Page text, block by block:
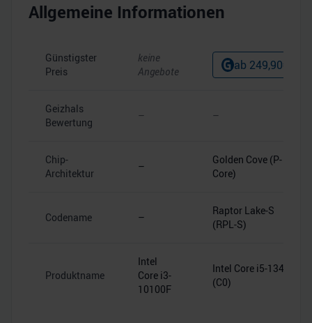
Allgemeine Informationen
Günstigster
Preis
keine
Angebote
ab 249,90€
Geizhals
Bewertung
– –
Chip-
Architektur
–
Golden Cove (P-
Core)
Codename –
Raptor Lake-S
(RPL-S)
Produktname
Intel
Core i3-
10100F
Intel Core i5-13400
(C0)